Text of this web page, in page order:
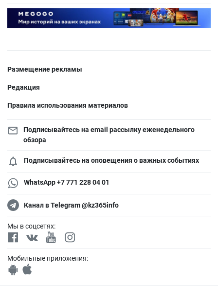
Размещение рекламы
Редакция
Правила использования материалов
Подписывайтесь на email рассылку еженедельного
обзора
Подписывайтесь на оповещения о важных событиях
WhatsApp +7 771 228 04 01
Канал в Telegram @kz365info
Мы в соцсетях:
Мобильные приложения: